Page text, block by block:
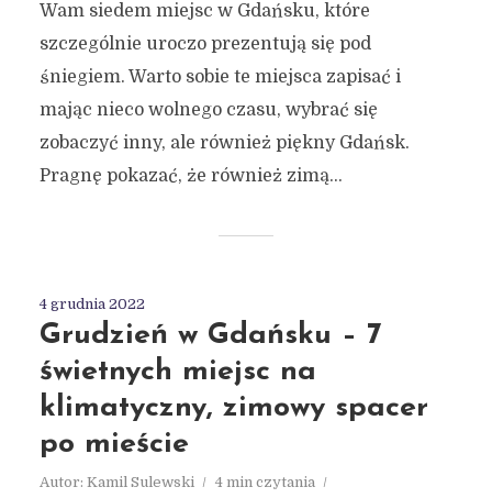
Wam siedem miejsc w Gdańsku, które
szczególnie uroczo prezentują się pod
śniegiem. Warto sobie te miejsca zapisać i
mając nieco wolnego czasu, wybrać się
zobaczyć inny, ale również piękny Gdańsk.
Pragnę pokazać, że również zimą...
4 grudnia 2022
Grudzień w Gdańsku – 7
świetnych miejsc na
klimatyczny, zimowy spacer
po mieście
Autor: Kamil Sulewski
4 min czytania